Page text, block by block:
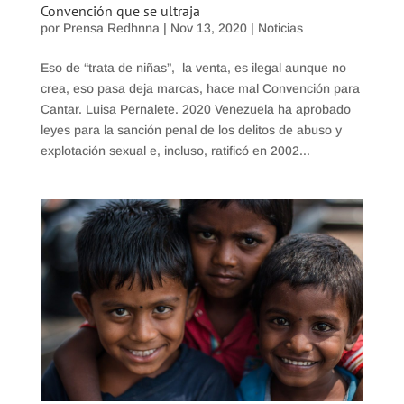
Convención que se ultraja
por Prensa Redhnna | Nov 13, 2020| Noticias
Eso de “trata de niñas”, la venta, es ilegal aunque no
crea, eso pasa deja marcas, hace mal Convención para
Cantar. Luisa Pernalete. 2020 Venezuela ha aprobado
leyes para la sanción penal de los delitos de abuso y
explotación sexual e, incluso, ratificó en 2002...